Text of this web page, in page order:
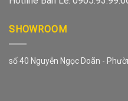
SHOWROOM
số 40 Nguyễn Ngọc Doãn -